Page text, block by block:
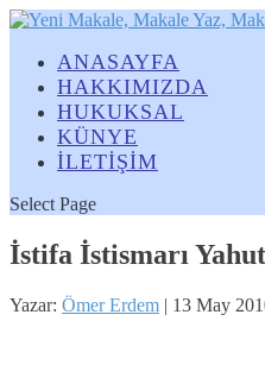
ANASAYFA
HAKKIMIZDA
HUKUKSAL
KÜNYE
İLETİŞİM
Select Page
İstifa İstismarı
Yazar: Ömer Erdem | 13 May